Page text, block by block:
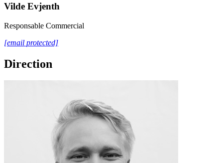
Vilde Evjenth
Responsable Commercial
[email protected]
Direction